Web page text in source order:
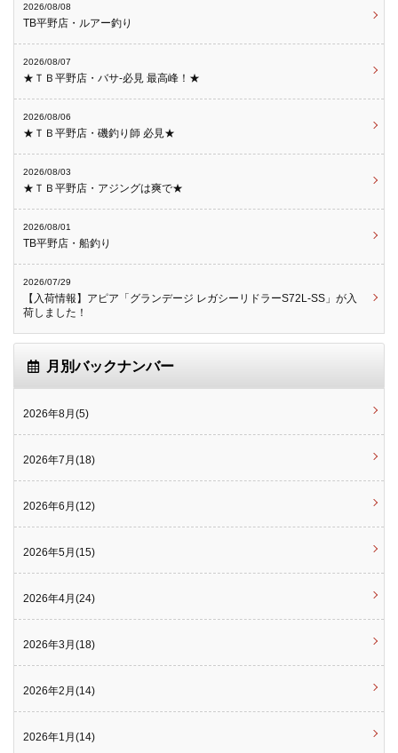
2026/08/08
TB平野店・ルアー釣り
2026/08/07
★ＴＢ平野店・バサ-必見 最高峰！★
2026/08/06
★ＴＢ平野店・磯釣り師 必見★
2026/08/03
★ＴＢ平野店・アジングは爽で★
2026/08/01
TB平野店・船釣り
2026/07/29
【入荷情報】アピア「グランデージ レガシーリドラーS72L-SS」が入
荷しました！
月別バックナンバー
2026年8月(5)
2026年7月(18)
2026年6月(12)
2026年5月(15)
2026年4月(24)
2026年3月(18)
2026年2月(14)
2026年1月(14)